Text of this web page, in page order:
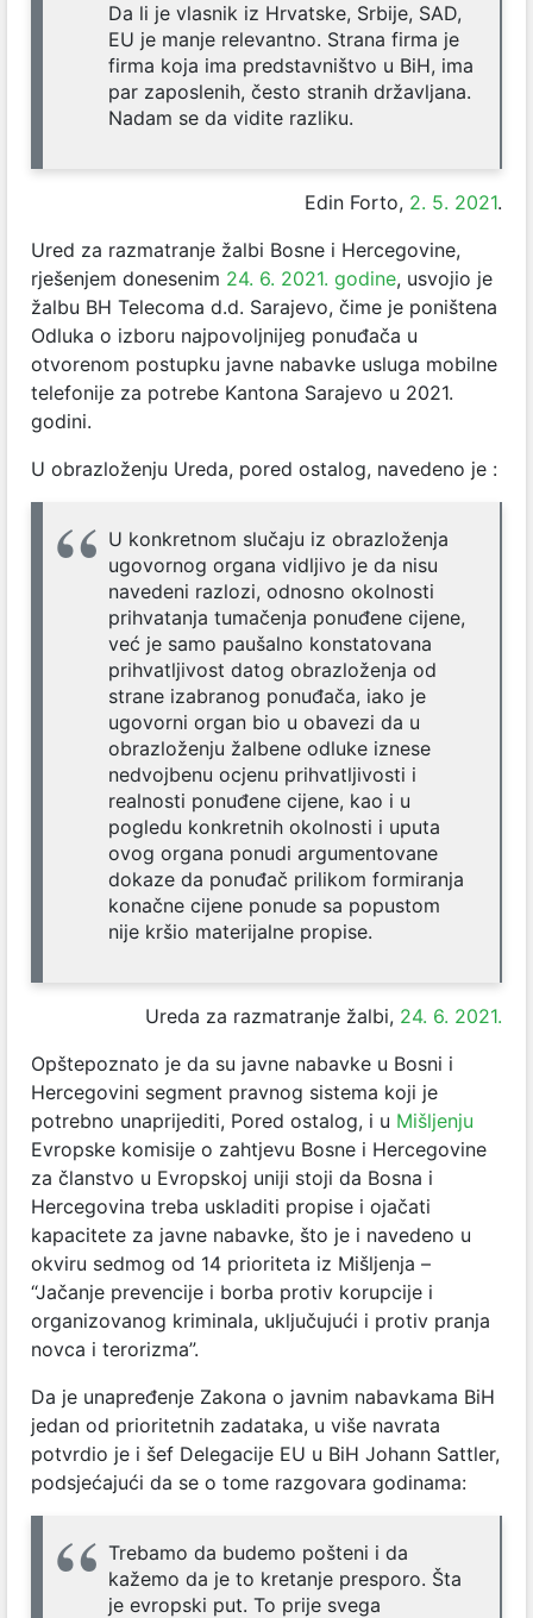
Da li je vlasnik iz Hrvatske, Srbije, SAD,
EU je manje relevantno. Strana firma je
firma koja ima predstavništvo u BiH, ima
par zaposlenih, često stranih državljana.
Nadam se da vidite razliku.
Edin Forto, 2. 5. 2021.
Ured za razmatranje žalbi Bosne i Hercegovine,
rješenjem donesenim 24. 6. 2021. godine, usvojio je
žalbu BH Telecoma d.d. Sarajevo, čime je poništena
Odluka o izboru najpovoljnijeg ponuđača u
otvorenom postupku javne nabavke usluga mobilne
telefonije za potrebe Kantona Sarajevo u 2021.
godini.
U obrazloženju Ureda, pored ostalog, navedeno je :
U konkretnom slučaju iz obrazloženja
ugovornog organa vidljivo je da nisu
navedeni razlozi, odnosno okolnosti
prihvatanja tumačenja ponuđene cijene,
već je samo paušalno konstatovana
prihvatljivost datog obrazloženja od
strane izabranog ponuđača, iako je
ugovorni organ bio u obavezi da u
obrazloženju žalbene odluke iznese
nedvojbenu ocjenu prihvatljivosti i
realnosti ponuđene cijene, kao i u
pogledu konkretnih okolnosti i uputa
ovog organa ponudi argumentovane
dokaze da ponuđač prilikom formiranja
konačne cijene ponude sa popustom
nije kršio materijalne propise.
Ureda za razmatranje žalbi, 24. 6. 2021.
Opštepoznato je da su javne nabavke u Bosni i
Hercegovini segment pravnog sistema koji je
potrebno unaprijediti, Pored ostalog, i u Mišljenju
Evropske komisije o zahtjevu Bosne i Hercegovine
za članstvo u Evropskoj uniji stoji da Bosna i
Hercegovina treba uskladiti propise i ojačati
kapacitete za javne nabavke, što je i navedeno u
okviru sedmog od 14 prioriteta iz Mišljenja –
“Jačanje prevencije i borba protiv korupcije i
organizovanog kriminala, uključujući i protiv pranja
novca i terorizma”.
Da je unapređenje Zakona o javnim nabavkama BiH
jedan od prioritetnih zadataka, u više navrata
potvrdio je i šef Delegacije EU u BiH Johann Sattler,
podsjećajući da se o tome razgovara godinama:
Trebamo da budemo pošteni i da
kažemo da je to kretanje presporo. Šta
je evropski put. To prije svega